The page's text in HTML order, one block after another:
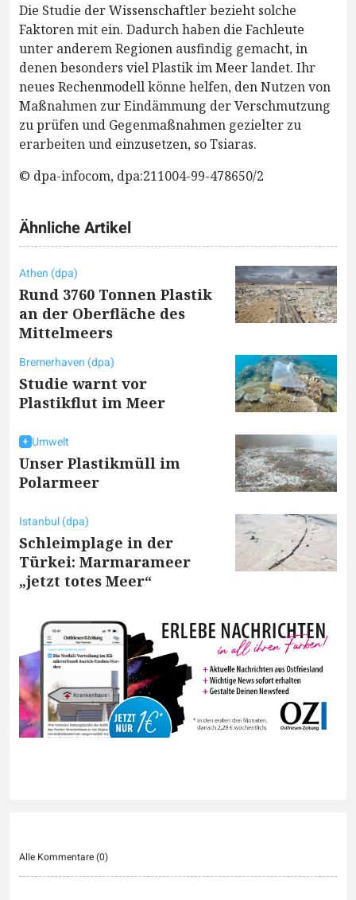
Die Studie der Wissenschaftler bezieht solche
Faktoren mit ein. Dadurch haben die Fachleute
unter anderem Regionen ausfindig gemacht, in
denen besonders viel Plastik im Meer landet. Ihr
neues Rechenmodell könne helfen, den Nutzen von
Maßnahmen zur Eindämmung der Verschmutzung
zu prüfen und Gegenmaßnahmen gezielter zu
erarbeiten und einzusetzen, so Tsiaras.
© dpa-infocom, dpa:211004-99-478650/2
Ähnliche Artikel
Athen (dpa)
Rund 3760 Tonnen Plastik
an der Oberfläche des
Mittelmeers
Bremerhaven (dpa)
Studie warnt vor
Plastikflut im Meer
Umwelt
Unser Plastikmüll im
Polarmeer
Istanbul (dpa)
Schleimplage in der
Türkei: Marmarameer
„jetzt totes Meer“
Alle Kommentare (0)